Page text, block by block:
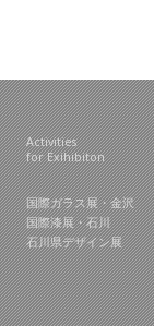
Activities
for Exihibiton
国際ガラス展・金沢
国際漆展・石川
石川県デザイン展